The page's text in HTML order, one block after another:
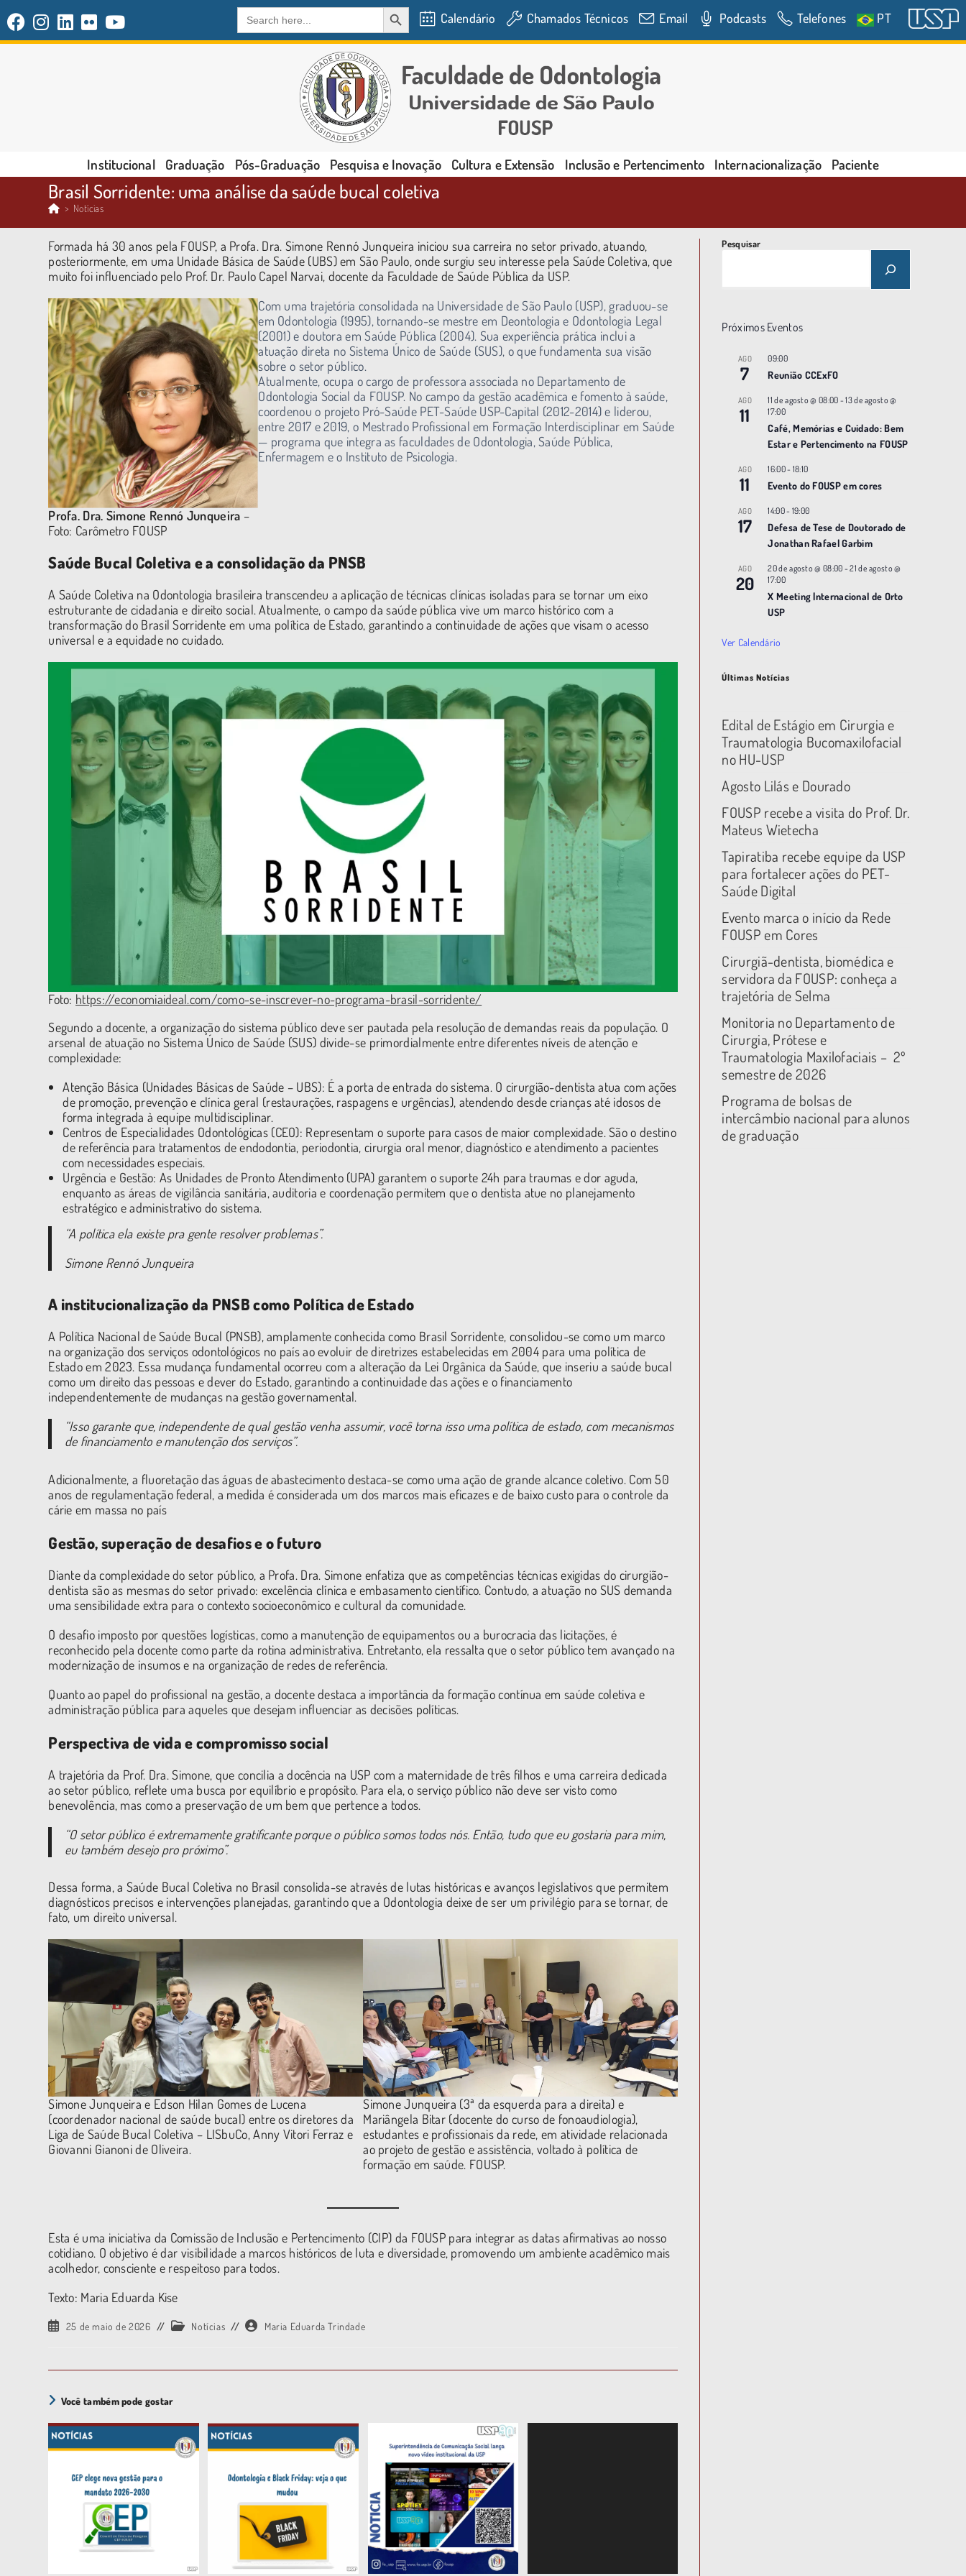
Search
for:
SEARCH BUTTON
Calendário Chamados Técnicos Email Podcasts Telefones PT
Institucional Graduação Pós-Graduação Pesquisa e Inovação Cultura e Extensão Inclusão e Pertencimento Internacionalização Paciente
Brasil Sorridente: uma análise da saúde bucal coletiva
> Notícias
Formada há 30 anos pela FOUSP, a Profa. Dra. Simone Rennó Junqueira iniciou sua carreira no setor privado, atuando,
posteriormente, em uma Unidade Básica de Saúde (UBS) em São Paulo, onde surgiu seu interesse pela Saúde Coletiva, que
muito foi influenciado pelo Prof. Dr. Paulo Capel Narvai, docente da Faculdade de Saúde Pública da USP.
Profa. Dra. Simone Rennó Junqueira –
Foto: Carômetro FOUSP
Com uma trajetória consolidada na Universidade de São Paulo (USP), graduou-se
em Odontologia (1995), tornando-se mestre em Deontologia e Odontologia Legal
(2001) e doutora em Saúde Pública (2004). Sua experiência prática inclui a
atuação direta no Sistema Único de Saúde (SUS), o que fundamenta sua visão
sobre o setor público.
Atualmente, ocupa o cargo de professora associada no Departamento de
Odontologia Social da FOUSP. No campo da gestão acadêmica e fomento à saúde,
coordenou o projeto Pró-Saúde PET-Saúde USP-Capital (2012-2014) e liderou,
entre 2017 e 2019, o Mestrado Profissional em Formação Interdisciplinar em Saúde
— programa que integra as faculdades de Odontologia, Saúde Pública,
Enfermagem e o Instituto de Psicologia.
Saúde Bucal Coletiva e a consolidação da PNSB
A Saúde Coletiva na Odontologia brasileira transcendeu a aplicação de técnicas clínicas isoladas para se tornar um eixo
estruturante de cidadania e direito social. Atualmente, o campo da saúde pública vive um marco histórico com a
transformação do Brasil Sorridente em uma política de Estado, garantindo a continuidade de ações que visam o acesso
universal e a equidade no cuidado.
Foto: https://economiaideal.com/como-se-inscrever-no-programa-brasil-sorridente/
Segundo a docente, a organização do sistema público deve ser pautada pela resolução de demandas reais da população. O
arsenal de atuação no Sistema Único de Saúde (SUS) divide-se primordialmente entre diferentes níveis de atenção e
complexidade:
Atenção Básica (Unidades Básicas de Saúde – UBS): É a porta de entrada do sistema. O cirurgião-dentista atua com ações
de promoção, prevenção e clínica geral (restaurações, raspagens e urgências), atendendo desde crianças até idosos de
forma integrada à equipe multidisciplinar.
Centros de Especialidades Odontológicas (CEO): Representam o suporte para casos de maior complexidade. São o destino
de referência para tratamentos de endodontia, periodontia, cirurgia oral menor, diagnóstico e atendimento a pacientes
com necessidades especiais.
Urgência e Gestão: As Unidades de Pronto Atendimento (UPA) garantem o suporte 24h para traumas e dor aguda,
enquanto as áreas de vigilância sanitária, auditoria e coordenação permitem que o dentista atue no planejamento
estratégico e administrativo do sistema.
“A política ela existe pra gente resolver problemas”.
Simone Rennó Junqueira
A institucionalização da PNSB como Política de Estado
A Política Nacional de Saúde Bucal (PNSB), amplamente conhecida como Brasil Sorridente, consolidou-se como um marco
na organização dos serviços odontológicos no país ao evoluir de diretrizes estabelecidas em 2004 para uma política de
Estado em 2023. Essa mudança fundamental ocorreu com a alteração da Lei Orgânica da Saúde, que inseriu a saúde bucal
como um direito das pessoas e dever do Estado, garantindo a continuidade das ações e o financiamento
independentemente de mudanças na gestão governamental.
“Isso garante que, independente de qual gestão venha assumir, você torna isso uma política de estado, com mecanismos
de financiamento e manutenção dos serviços”.
Adicionalmente, a fluoretação das águas de abastecimento destaca-se como uma ação de grande alcance coletivo. Com 50
anos de regulamentação federal, a medida é considerada um dos marcos mais eficazes e de baixo custo para o controle da
cárie em massa no país
Gestão, superação de desafios e o futuro
Diante da complexidade do setor público, a Profa. Dra. Simone enfatiza que as competências técnicas exigidas do cirurgião-
dentista são as mesmas do setor privado: excelência clínica e embasamento científico. Contudo, a atuação no SUS demanda
uma sensibilidade extra para o contexto socioeconômico e cultural da comunidade.
O desafio imposto por questões logísticas, como a manutenção de equipamentos ou a burocracia das licitações, é
reconhecido pela docente como parte da rotina administrativa. Entretanto, ela ressalta que o setor público tem avançado na
modernização de insumos e na organização de redes de referência.
Quanto ao papel do profissional na gestão, a docente destaca a importância da formação contínua em saúde coletiva e
administração pública para aqueles que desejam influenciar as decisões políticas.
Perspectiva de vida e compromisso social
A trajetória da Prof. Dra. Simone, que concilia a docência na USP com a maternidade de três filhos e uma carreira dedicada
ao setor público, reflete uma busca por equilíbrio e propósito. Para ela, o serviço público não deve ser visto como
benevolência, mas como a preservação de um bem que pertence a todos.
“O setor público é extremamente gratificante porque o público somos todos nós. Então, tudo que eu gostaria para mim,
eu também desejo pro próximo”.
Dessa forma, a Saúde Bucal Coletiva no Brasil consolida-se através de lutas históricas e avanços legislativos que permitem
diagnósticos precisos e intervenções planejadas, garantindo que a Odontologia deixe de ser um privilégio para se tornar, de
fato, um direito universal.
Simone Junqueira e Edson Hilan Gomes de Lucena
(coordenador nacional de saúde bucal) entre os diretores da
Liga de Saúde Bucal Coletiva – LISbuCo, Anny Vitori Ferraz e
Giovanni Gianoni de Oliveira.
Simone Junqueira (3ª da esquerda para a direita) e
Mariângela Bitar (docente do curso de fonoaudiologia),
estudantes e profissionais da rede, em atividade relacionada
ao projeto de gestão e assistência, voltado à política de
formação em saúde. FOUSP.
Esta é uma iniciativa da Comissão de Inclusão e Pertencimento (CIP) da FOUSP para integrar as datas afirmativas ao nosso
cotidiano. O objetivo é dar visibilidade a marcos históricos de luta e diversidade, promovendo um ambiente acadêmico mais
acolhedor, consciente e respeitoso para todos.
Texto: Maria Eduarda Kise
25 de maio de 2026 Notícias Maria Eduarda Trindade
Você também pode gostar
Pesquisar
Próximos Eventos
AGO
7
09:00
Reunião CCExFO
AGO
11
11 de agosto @ 08:00 -13 de agosto @
17:00
Café, Memórias e Cuidado: Bem
Estar e Pertencimento na FOUSP
AGO
11
16:00- 18:10
Evento do FOUSP em cores
AGO
17
14:00- 19:00
Defesa de Tese de Doutorado de
Jonathan Rafael Garbim
AGO
20
20 de agosto @ 08:00 -21 de agosto @
17:00
X Meeting |nternacional de Orto
USP
Ver Calendário
Últimas Notícias
Edital de Estágio em Cirurgia e
Traumatologia Bucomaxilofacial
no HU-USP
Agosto Lilás e Dourado
FOUSP recebe a visita do Prof. Dr.
Mateus Wietecha
Tapiratiba recebe equipe da USP
para fortalecer ações do PET-
Saúde Digital
Evento marca o início da Rede
FOUSP em Cores
Cirurgiã-dentista, biomédica e
servidora da FOUSP: conheça a
trajetória de Selma
Monitoria no Departamento de
Cirurgia, Prótese e
Traumatologia Maxilofaciais – 2º
semestre de 2026
Programa de bolsas de
intercâmbio nacional para alunos
de graduação